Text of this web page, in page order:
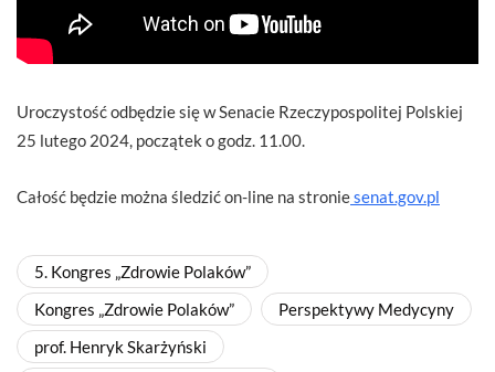
Uroczystość odbędzie się w Senacie Rzeczypospolitej Polskiej
25 lutego 2024, początek o godz. 11.00.
Całość będzie można śledzić on-line na stroniesenat.gov.pl
5. Kongres „Zdrowie Polaków”
Kongres „Zdrowie Polaków”
Perspektywy Medycyny
prof. Henryk Skarżyński